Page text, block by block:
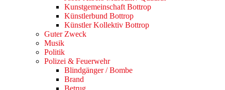
Kunstgemeinschaft Bottrop
Künstlerbund Bottrop
Künstler Kollektiv Bottrop
Guter Zweck
Musik
Politik
Polizei & Feuerwehr
Blindgänger / Bombe
Brand
Betrug